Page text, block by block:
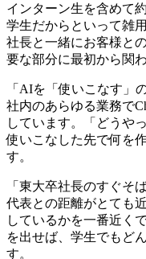
インターン生を含めて
学生だからといって雑
社長と一緒にお客様と
要な部分に最初から関
「AIを「使いこなす」
社内のあらゆる業務で
しています。「どうや
使いこなした先で何を
す。
「東大卒社長のすぐそ
代表との距離がとても
しているかを一番近く
を出せば、学生でもど
す。